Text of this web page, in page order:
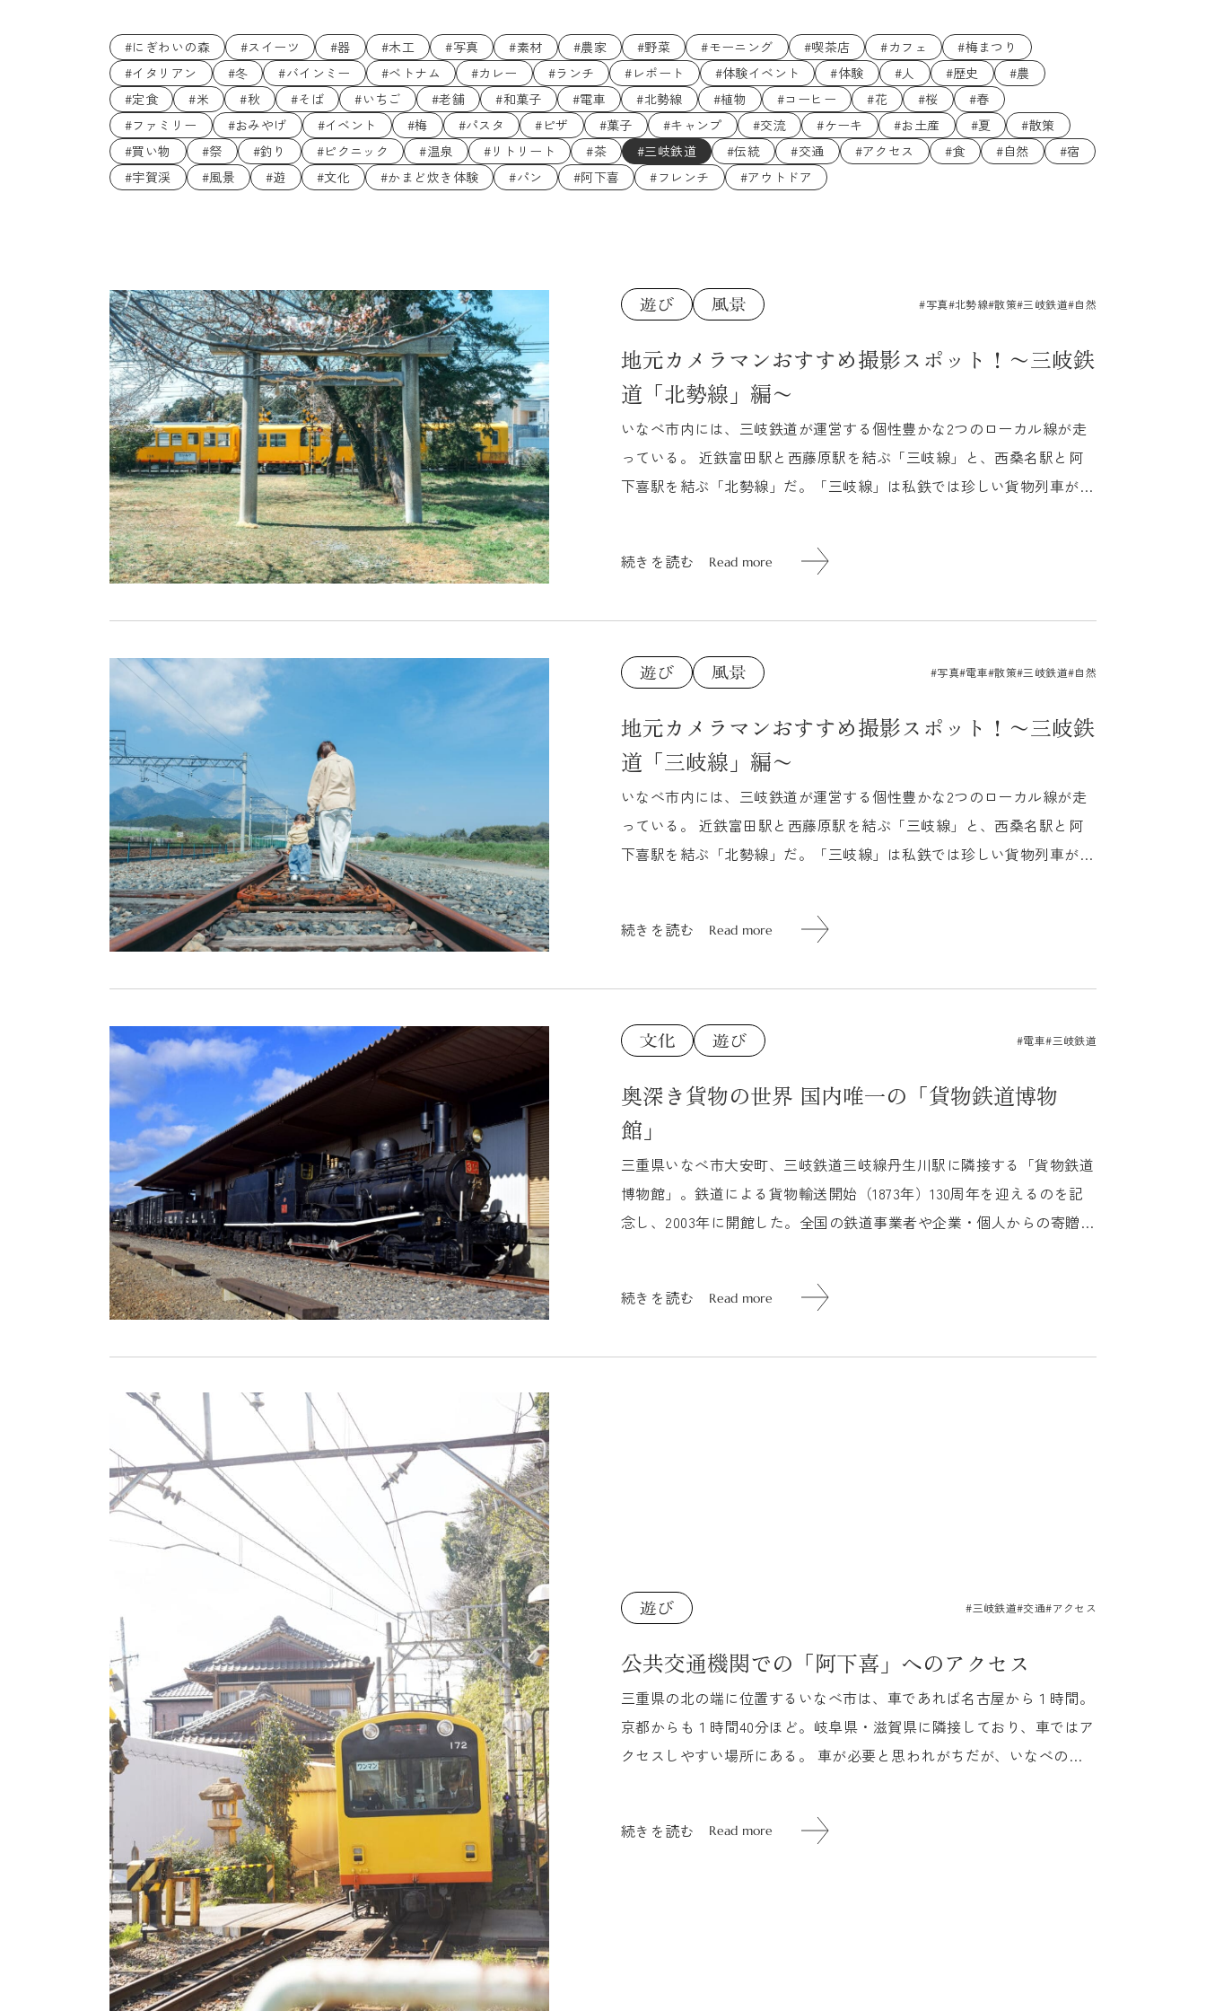
#にぎわいの森 #スイーツ #器 #木工 #写真 #素材 #農家 #野菜 #モーニング #喫茶店 #カフェ
#梅まつり
#イタリアン
#冬 #バインミー #ベトナム #カレー #ランチ #レポート #体験イベント #体験 #人 #歴史
#農
#定食
#米 #秋 #そば #いちご #老舗 #和菓子 #電車 #北勢線 #植物 #コーヒー #花 #桜
#春
#ファミリー
#おみやげ #イベント #梅 #パスタ #ピザ #菓子 #キャンプ #交流 #ケーキ #お土産 #夏
#散策
#買い物
#祭 #釣り #ピクニック #温泉 #リトリート #茶 #三岐鉄道 #伝統 #交通 #アクセス #食 #自然
#宿
#宇賀渓
#風景 #遊 #文化 #かまど炊き体験 #パン #阿下喜 #フレンチ #アウトドア
#写真#北勢線#散策#三岐鉄道#自然
地元カメラマンおすすめ撮影スポット！〜三岐鉄
道「北勢線」編〜
いなべ市内には、三岐鉄道が運営する個性豊かな2つのローカル線が走
っている。 近鉄富田駅と西藤原駅を結ぶ「三岐線」と、西桑名駅と阿
下喜駅を結ぶ「北勢線」だ。「三岐線」は私鉄では珍しい貨物列車が走
続きを読む Read more
#写真#電車#散策#三岐鉄道#自然
地元カメラマンおすすめ撮影スポット！〜三岐鉄
道「三岐線」編〜
いなべ市内には、三岐鉄道が運営する個性豊かな2つのローカル線が走
っている。 近鉄富田駅と西藤原駅を結ぶ「三岐線」と、西桑名駅と阿
下喜駅を結ぶ「北勢線」だ。「三岐線」は私鉄では珍しい貨物列車が走
続きを読む Read more
#電車#三岐鉄道
奥深き貨物の世界 国内唯一の「貨物鉄道博物
館」
三重県いなべ市大安町、三岐鉄道三岐線丹生川駅に隣接する「貨物鉄道
博物館」。鉄道による貨物輸送開始（1873年）130周年を迎えるのを記
念し、2003年に開館した。全国の鉄道事業者や企業・個人からの寄贈や
続きを読む Read more
#三岐鉄道#交通#アクセス
公共交通機関での「阿下喜」へのアクセス
三重県の北の端に位置するいなべ市は、車であれば名古屋から１時間。
京都からも１時間40分ほど。岐阜県・滋賀県に隣接しており、車ではア
クセスしやすい場所にある。 車が必要と思われがちだが、いなべの玄
続きを読む Read more